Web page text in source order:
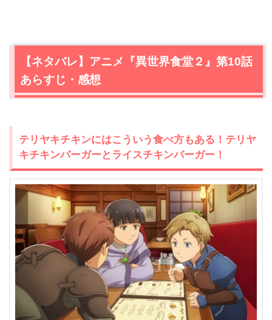
【ネタバレ】アニメ『異世界食堂２』第10話
あらすじ・感想
テリヤキチキンにはこういう食べ方もある！テリヤ
キチキンバーガーとライスチキンバーガー！